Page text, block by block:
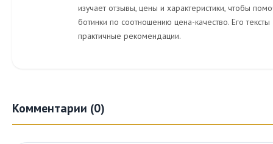
изучает отзывы, цены и характеристики, чтобы
ботинки по соотношению цена-качество. Его
практичные рекомендации.
Комментарии (0)